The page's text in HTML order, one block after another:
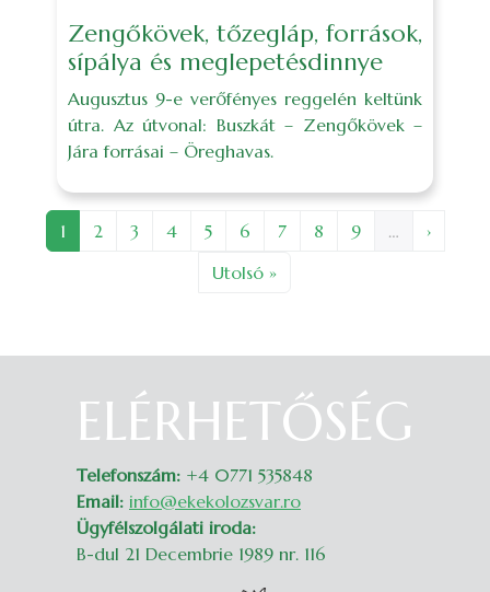
Zengőkövek, tőzegláp, források,
sípálya és meglepetésdinnye
Augusztus 9-e verőfényes reggelén keltünk
útra. Az útvonal: Buszkát – Zengőkövek –
Jára forrásai – Öreghavas.
Oldalszámozás
Oldal
1 Oldal
2 Oldal
3 Oldal
4 Oldal
5 Oldal
6 Oldal
7 Oldal
8 Oldal
9 …
›
Utolsó oldal
Utolsó »
ELÉRHETŐSÉG
Telefonszám: +4 0771 535848
Email: info@ekekolozsvar.ro
Ügyfélszolgálati iroda:
B-dul 21 Decembrie 1989 nr. 116